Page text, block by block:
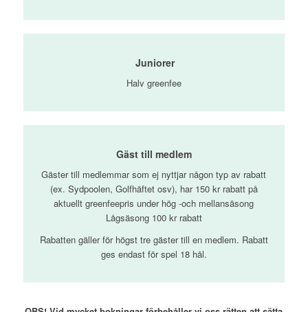
Juniorer
Halv greenfee
Gäst till medlem
Gäster till medlemmar som ej nyttjar någon typ av rabatt
(ex. Sydpoolen, Golfhäftet osv), har 150 kr rabatt på
aktuellt greenfeepris under hög -och mellansäsong
Lågsäsong 100 kr rabatt
Rabatten gäller för högst tre gäster till en medlem. Rabatt
ges endast för spel 18 hål.